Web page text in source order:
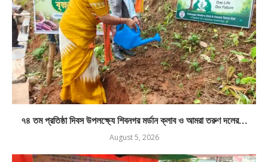
৭৪ তম প্রতিষ্ঠা দিবস উপলক্ষ্যে শিবনগর মর্ডান ক্লাব ও আমরা তরুণ দলের...
August 5, 2026